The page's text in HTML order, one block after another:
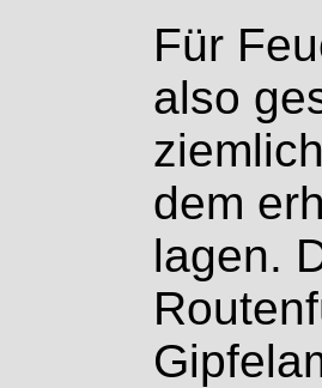
Für
also
dem
lagen.